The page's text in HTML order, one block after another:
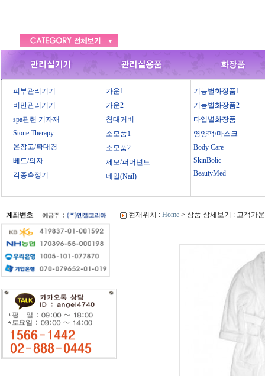
피부관리기기
비만관리기기
spa관련 기자재
Stone Therapy
온장고/확대경
베드/의자
각종측정기
가운1
가운2
침대커버
소모품1
소모품2
제모/퍼머넌트
네일(Nail)
기능별화장품1
기능별화장품2
타입별화장품
영양팩/마스크
Body Care
SkinBolic
BeautyMed
현재위치 : Home > 상품 상세보기 : 고객가